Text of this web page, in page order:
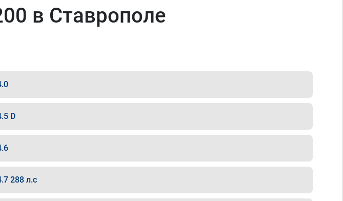
в Ставрополе
D
288 л.с